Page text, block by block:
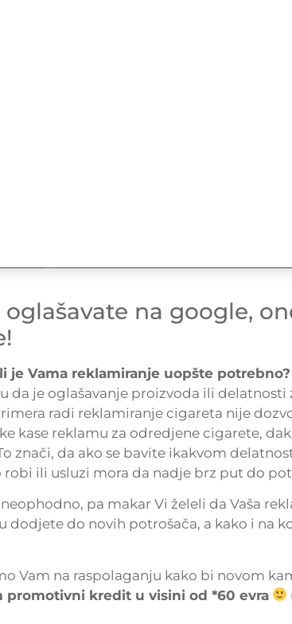
na google,
je Vama reklamiranje uopšte potrebno?
da je oglašavanje proizvoda ili delatnosti
radi reklamiranje cigareta nije
kase reklamu za odredjene cigarete,
znači, da ako se bavite ikakvom
ili usluzi mora da nadje brz put do
pa makar Vi želeli da Vaša
do novih potrošača, a kako i na
Vam na raspolaganju kako bi novom
promotivni kredit u visini od *60 evra